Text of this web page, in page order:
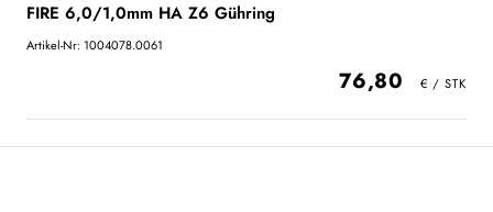
FIRE 6,0/1,0mm HA Z6 Gühring
Artikel-Nr: 1004078.0061
76,80